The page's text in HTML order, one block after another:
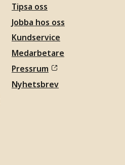
Tipsa oss
Jobba hos oss
Kundservice
Medarbetare
Pressrum
Nyhetsbrev